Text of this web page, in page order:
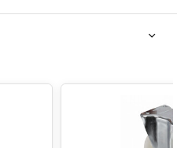
Beidseitig Kugelgelagert